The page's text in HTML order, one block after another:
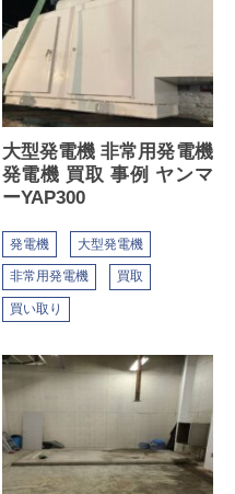
大型発電機 非常用発電機
発電機 買取 事例 ヤンマ
ーYAP300
発電機 大型発電機
非常用発電機 買取
買い取り